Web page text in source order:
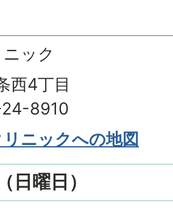
ック
西4丁目
8910
ニックへの地図
曜日）